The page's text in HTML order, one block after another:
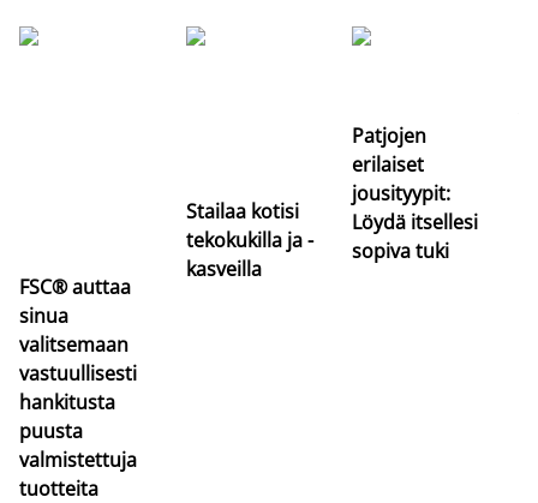
FSC® auttaa
sinua
valitsemaan
vastuullisesti
hankitusta
puusta
valmistettuja
tuotteita
Stailaa kotisi
tekokukilla ja -
kasveilla
Patjojen
erilaiset
jousityypit:
Löydä itsellesi
sopiva tuki